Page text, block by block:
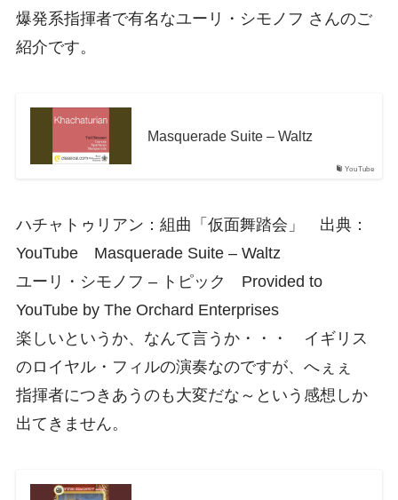
爆発系指揮者で有名なユーリ・シモノフ さんのご
紹介です。
YouTube
Masquerade Suite – Waltz
ハチャトゥリアン：組曲「仮面舞踏会」 出典：
YouTube Masquerade Suite – Waltz
ユーリ・シモノフ – トピック Provided to
YouTube by The Orchard Enterprises
楽しいというか、なんて言うか・・・ イギリス
のロイヤル・フィルの演奏なのですが、へぇぇ
指揮者につきあうのも大変だな～という感想しか
出てきません。